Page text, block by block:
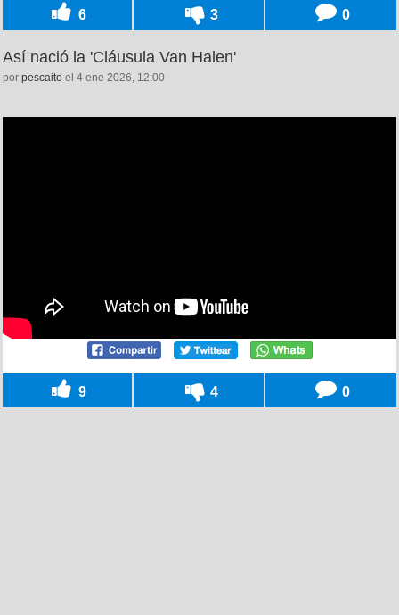
6 3 0
Así nació la 'Cláusula Van Halen'
por pescaito el 4 ene 2026, 12:00
9 4 0